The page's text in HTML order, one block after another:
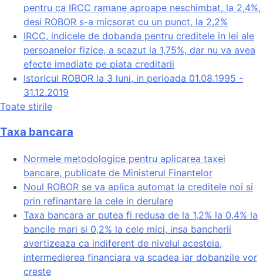
pentru ca IRCC ramane aproape neschimbat, la 2,4%,
desi ROBOR s-a micsorat cu un punct, la 2,2%
IRCC, indicele de dobanda pentru creditele in lei ale
persoanelor fizice, a scazut la 1,75%, dar nu va avea
efecte imediate pe piata creditarii
Istoricul ROBOR la 3 luni, in perioada 01.08.1995 -
31.12.2019
Toate stirile
Taxa bancara
Normele metodologice pentru aplicarea taxei
bancare, publicate de Ministerul Finantelor
Noul ROBOR se va aplica automat la creditele noi si
prin refinantare la cele in derulare
Taxa bancara ar putea fi redusa de la 1,2% la 0,4% la
bancile mari si 0,2% la cele mici, insa bancherii
avertizeaza ca indiferent de nivelul acesteia,
intermedierea financiara va scadea iar dobanzile vor
creste